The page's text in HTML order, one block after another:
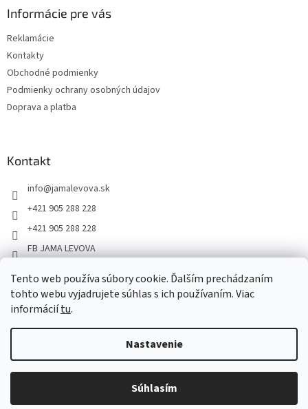
Tento web používa súbory cookie. Ďalším prechádzaním
tohto webu vyjadrujete súhlas s ich používaním. Viac
informáciítu.
Nastavenie
Súhlasím
Vážení zákazníci, z dôvodu dovoleniek môže v tomto období
dochádzať ku predĺženiu dodacích lehôt. Od 30.7. do 10.8. bude
pozastavený aj osobný odber na našom výdajnom mieste. Ďakujeme
Informácie pre vás
Reklamácie
Kontakty
Obchodné podmienky
Podmienky ochrany osobných údajov
Doprava a platba
Kontakt
info@jamalevova.sk
+421 905 288 228
+421 905 288 228
FB JAMA LEVOVA
JamaLevova
+421905288228
JAMA LEVOVA. Všetky práva vyhradené.